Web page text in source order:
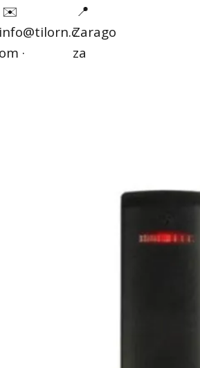
✉️
info@tilorn.c
om ·
📍
Zarago
za